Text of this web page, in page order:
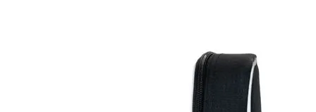
Mala de bordo (8 a 10 kg)